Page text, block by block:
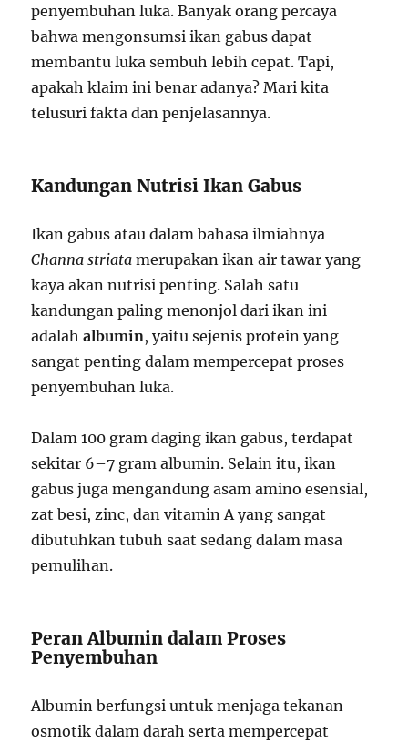
penyembuhan luka. Banyak orang percaya
bahwa mengonsumsi ikan gabus dapat
membantu luka sembuh lebih cepat. Tapi,
apakah klaim ini benar adanya? Mari kita
telusuri fakta dan penjelasannya.
Kandungan Nutrisi Ikan Gabus
Ikan gabus atau dalam bahasa ilmiahnya
Channa striata merupakan ikan air tawar yang
kaya akan nutrisi penting. Salah satu
kandungan paling menonjol dari ikan ini
adalahalbumin, yaitu sejenis protein yang
sangat penting dalam mempercepat proses
penyembuhan luka.
Dalam 100 gram daging ikan gabus, terdapat
sekitar 6–7 gram albumin. Selain itu, ikan
gabus juga mengandung asam amino esensial,
zat besi, zinc, dan vitamin A yang sangat
dibutuhkan tubuh saat sedang dalam masa
pemulihan.
Peran Albumin dalam Proses
Penyembuhan
Albumin berfungsi untuk menjaga tekanan
osmotik dalam darah serta mempercepat